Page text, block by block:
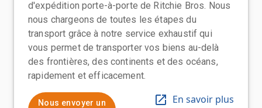
d'expédition porte-à-porte de Ritchie Bros. Nous
nous chargeons de toutes les étapes du
transport grâce à notre service exhaustif qui
vous permet de transporter vos biens au-delà
des frontières, des continents et des océans,
rapidement et efficacement.
Nous envoyer un
En savoir plus